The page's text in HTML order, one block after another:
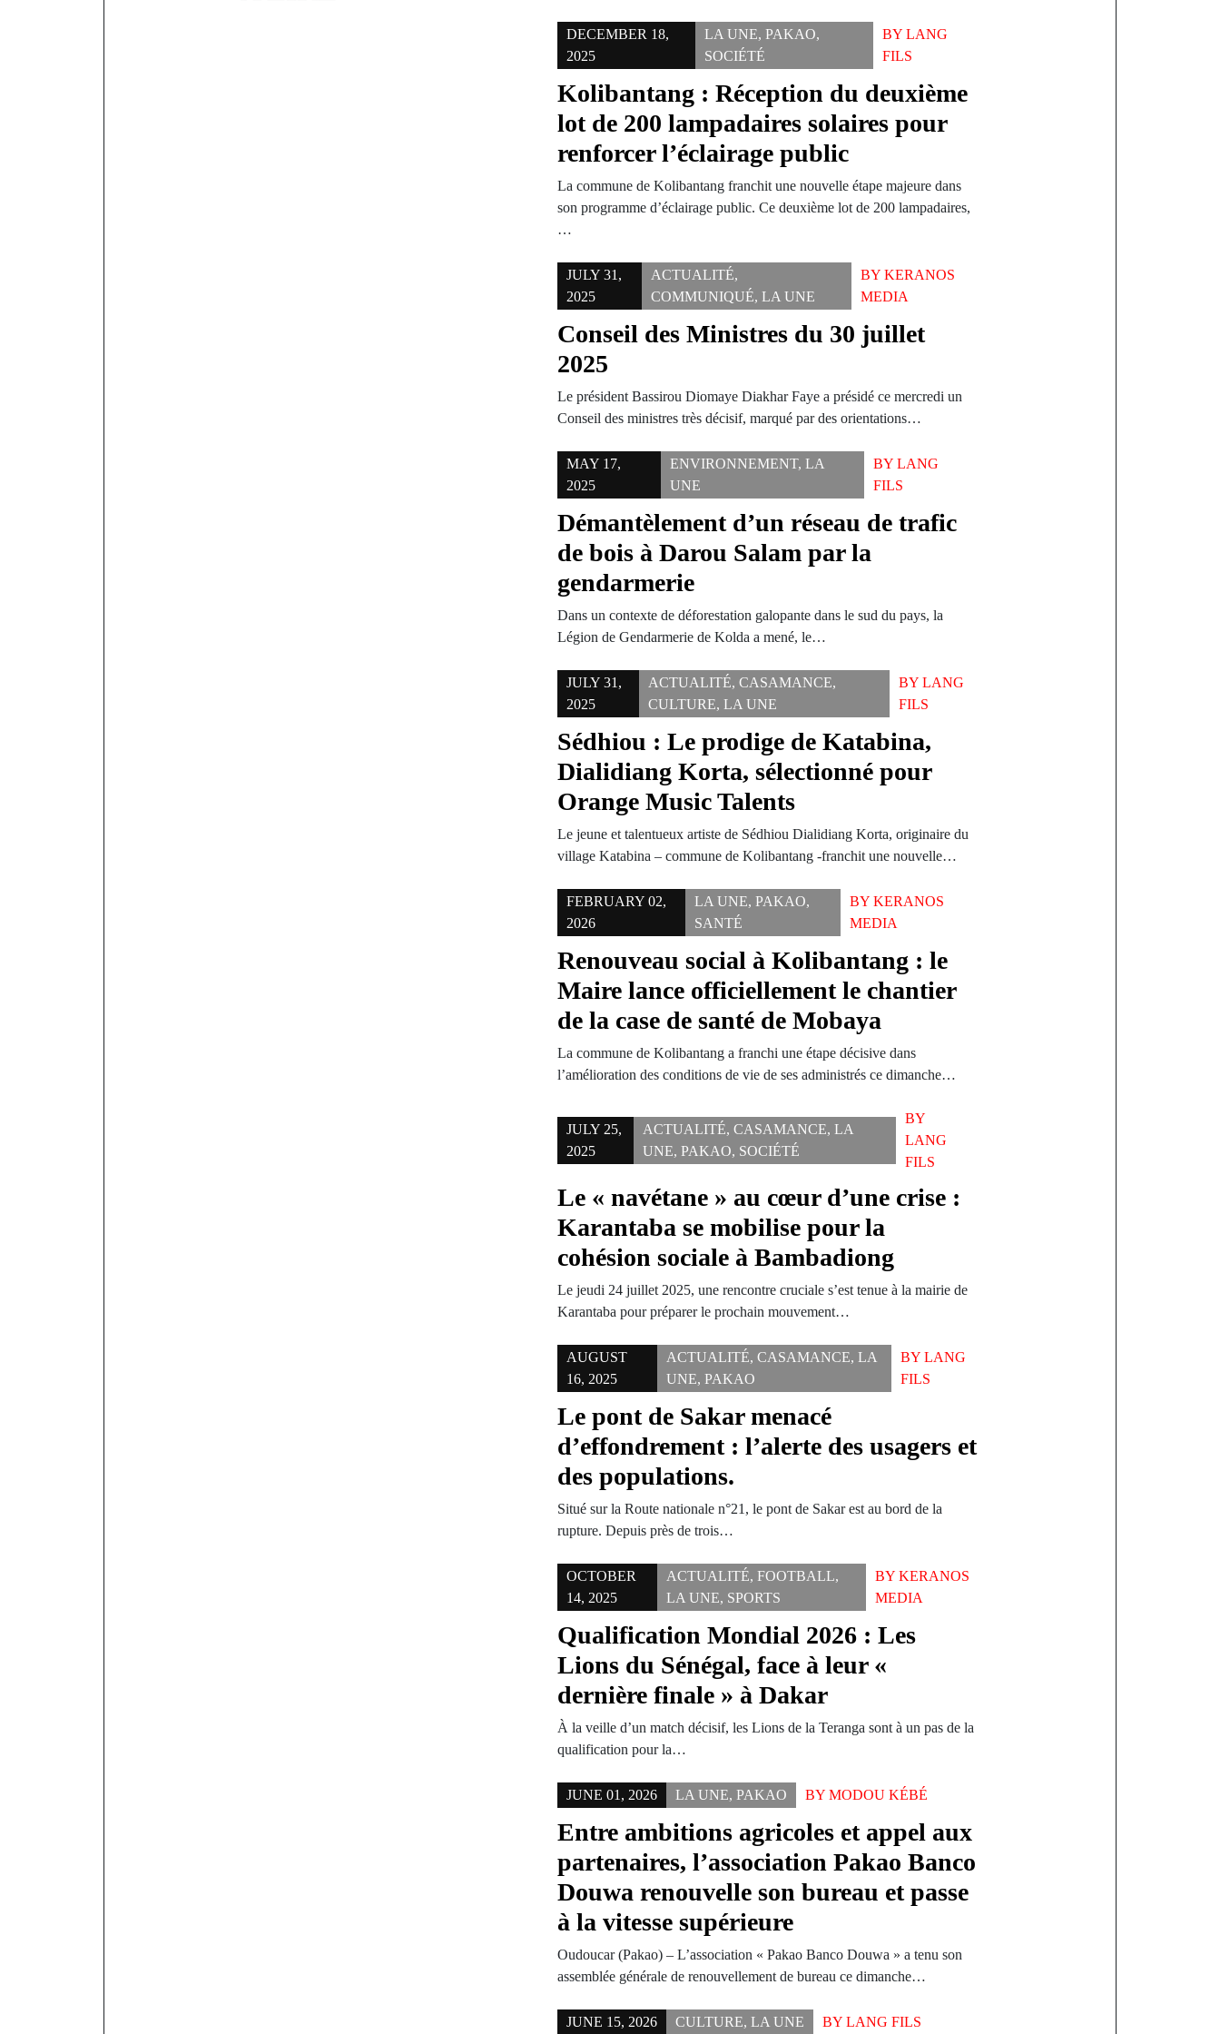
DECEMBER 18,
2025
LA UNE,PAKAO,
SOCIÉTÉ
BYLANG
FILS
Kolibantang : Réception du deuxième
lot de 200 lampadaires solaires pour
renforcer l’éclairage public
La commune de Kolibantang franchit une nouvelle étape majeure dans
son programme d’éclairage public. Ce deuxième lot de 200 lampadaires,
…
JULY 31,
2025
ACTUALITÉ,
COMMUNIQUÉ,LA UNE
BYKERANOS
MEDIA
Conseil des Ministres du 30 juillet
2025
Le président Bassirou Diomaye Diakhar Faye a présidé ce mercredi un
Conseil des ministres très décisif, marqué par des orientations…
MAY 17,
2025
ENVIRONNEMENT,LA
UNE
BYLANG
FILS
Démantèlement d’un réseau de trafic
de bois à Darou Salam par la
gendarmerie
Dans un contexte de déforestation galopante dans le sud du pays, la
Légion de Gendarmerie de Kolda a mené, le…
JULY 31,
2025
ACTUALITÉ,CASAMANCE,
CULTURE,LA UNE
BYLANG
FILS
Sédhiou : Le prodige de Katabina,
Dialidiang Korta, sélectionné pour
Orange Music Talents
Le jeune et talentueux artiste de Sédhiou Dialidiang Korta, originaire du
village Katabina – commune de Kolibantang -franchit une nouvelle…
FEBRUARY 02,
2026
LA UNE, PAKAO,
SANTÉ
BYKERANOS
MEDIA
Renouveau social à Kolibantang : le
Maire lance officiellement le chantier
de la case de santé de Mobaya
La commune de Kolibantang a franchi une étape décisive dans
l’amélioration des conditions de vie de ses administrés ce dimanche…
JULY 25,
2025
ACTUALITÉ, CASAMANCE, LA
UNE, PAKAO, SOCIÉTÉ
BY
LANG
FILS
Le « navétane » au cœur d’une crise :
Karantaba se mobilise pour la
cohésion sociale à Bambadiong
Le jeudi 24 juillet 2025, une rencontre cruciale s’est tenue à la mairie de
Karantaba pour préparer le prochain mouvement…
AUGUST
16, 2025
ACTUALITÉ,CASAMANCE,LA
UNE,PAKAO
BY LANG
FILS
Le pont de Sakar menacé
d’effondrement : l’alerte des usagers et
des populations.
Situé sur la Route nationale n°21, le pont de Sakar est au bord de la
rupture. Depuis près de trois…
OCTOBER
14, 2025
ACTUALITÉ, FOOTBALL,
LA UNE, SPORTS
BY KERANOS
MEDIA
Qualification Mondial 2026 : Les
Lions du Sénégal, face à leur «
dernière finale » à Dakar
À la veille d’un match décisif, les Lions de la Teranga sont à un pas de la
qualification pour la…
JUNE 01, 2026 LA UNE,PAKAO BYMODOU KÉBÉ
Entre ambitions agricoles et appel aux
partenaires, l’association Pakao Banco
Douwa renouvelle son bureau et passe
à la vitesse supérieure
Oudoucar (Pakao) – L’association « Pakao Banco Douwa » a tenu son
assemblée générale de renouvellement de bureau ce dimanche…
JUNE 15, 2026 CULTURE,LA UNE BYLANG FILS